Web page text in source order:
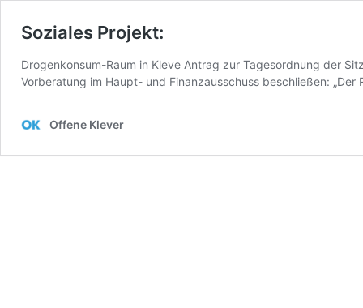
Soziales Projekt:
Drogenkonsum-Raum in Kleve Antrag zur Tagesordnung der
Vorberatung im Haupt- und Finanzausschuss beschließen:
Offene Klever